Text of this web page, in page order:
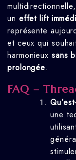
un effet lift
représente
et ceux qui
harmonieux sans
prolongée.
FAQ –
une